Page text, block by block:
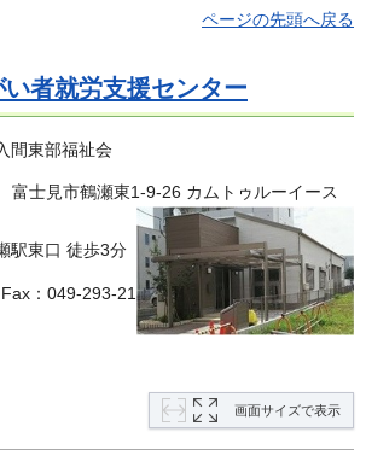
ページの先頭へ戻る
者就労支援センター
間東部福祉会
士見市鶴瀬東1-9-26 カムトゥルーイース
駅東口 徒歩3分
Fax：049-293-21
画面サイズで表示